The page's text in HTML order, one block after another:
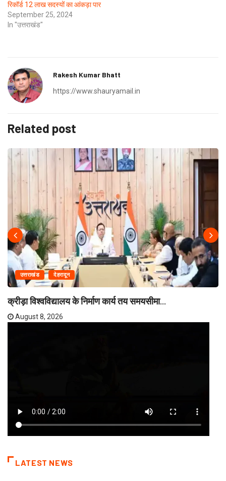
रिकॉर्ड 12 लाख सदस्यों का आंकड़ा पार
September 25, 2024
In "उत्तराखंड"
Rakesh Kumar Bhatt
https://www.shauryamail.in
Related post
उत्तराखंड देहरादून
क्रीड़ा विश्वविद्यालय के निर्माण कार्य तय समयसीमा...
August 8, 2026
LATEST NEWS